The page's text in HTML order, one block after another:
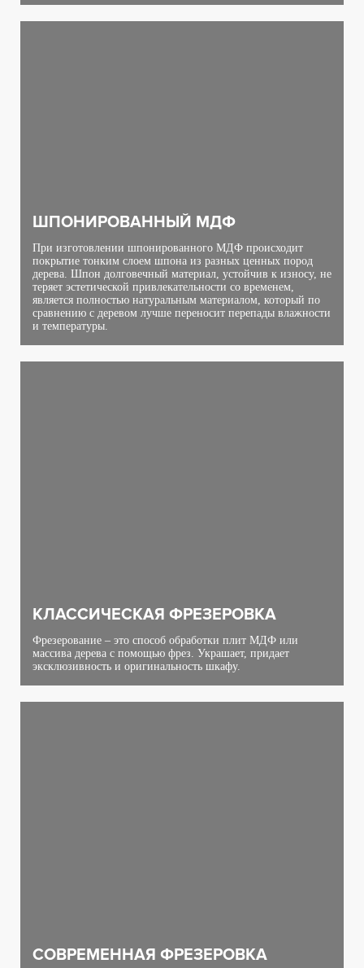
ШПОНИРОВАННЫЙ МДФ
При изготовлении шпонированного МДФ происходит
покрытие тонким слоем шпона из разных ценных пород
дерева. Шпон долговечный материал, устойчив к износу, не
теряет эстетической привлекательности со временем,
является полностью натуральным материалом, который по
сравнению с деревом лучше переносит перепады влажности
и температуры.
КЛАССИЧЕСКАЯ ФРЕЗЕРОВКА
Фрезерование – это способ обработки плит МДФ или
массива дерева с помощью фрез. Украшает, придает
эксклюзивность и оригинальность шкафу.
СОВРЕМЕННАЯ ФРЕЗЕРОВКА